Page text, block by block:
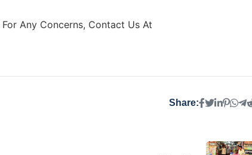
Any Concerns, Contact Us At
Share: